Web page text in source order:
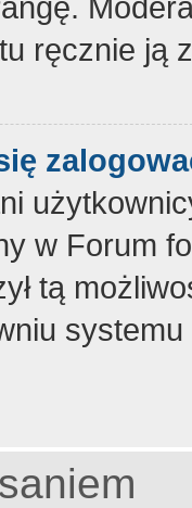
ręcznie ją
w Forum
tą